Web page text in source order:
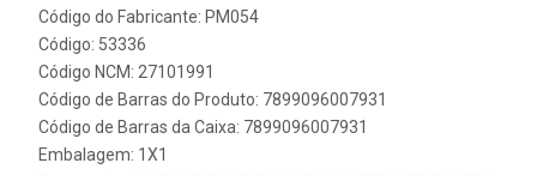
Código do Fabricante: PM054
Código: 53336
Código NCM: 27101991
Código de Barras do Produto: 7899096007931
Código de Barras da Caixa: 7899096007931
Embalagem: 1X1